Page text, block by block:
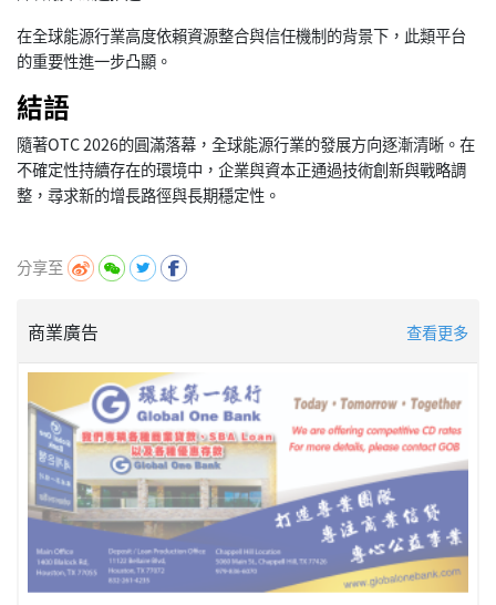
在全球能源行業高度依賴資源整合與信任機制的背景下，此類平台
的重要性進一步凸顯。
結語
隨著OTC 2026的圓滿落幕，全球能源行業的發展方向逐漸清晰。在
不確定性持續存在的環境中，企業與資本正通過技術創新與戰略調
整，尋求新的增長路徑與長期穩定性。
分享至
商業廣告 查看更多